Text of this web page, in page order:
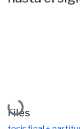
Loading...
Files